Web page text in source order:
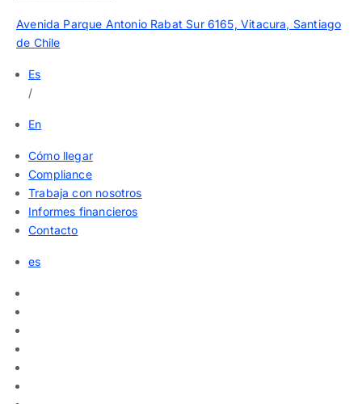
Avenida Parque Antonio Rabat Sur 6165, Vitacura, Santiago
de Chile
Es
/
En
Cómo llegar
Compliance
Trabaja con nosotros
Informes financieros
Contacto
es